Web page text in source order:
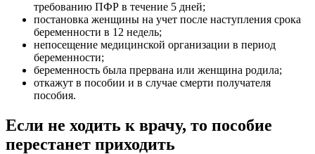
требованию ПФР в течение 5 дней;
постановка женщины на учет после наступления срока
беременности в 12 недель;
непосещение медицинской организации в период
беременности;
беременность была прервана или женщина родила;
откажут в пособии и в случае смерти получателя
пособия.
Если не ходить к врачу, то пособие
перестанет приходить